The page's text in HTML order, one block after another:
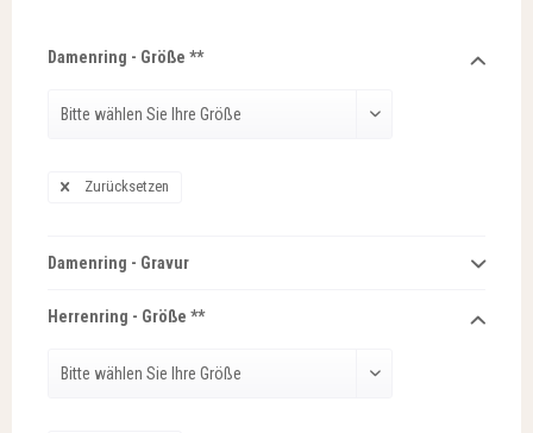
Damenring - Größe **
Zurücksetzen
Damenring - Gravur
Herrenring - Größe **